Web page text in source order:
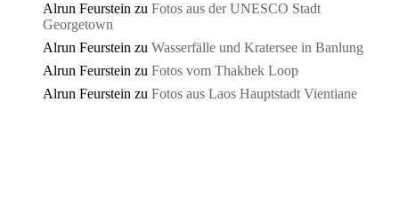
Alrun Feurstein zu Fotos aus der UNESCO Stadt
Georgetown
Alrun Feurstein zu Wasserfälle und Kratersee in Banlung
Alrun Feurstein zu Fotos vom Thakhek Loop
Alrun Feurstein zu Fotos aus Laos Hauptstadt Vientiane